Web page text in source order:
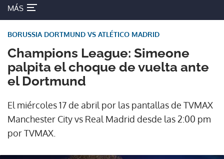
MÁS
Champions League: Simeone
palpita el choque de vuelta ante
el Dortmund
BORUSSIA DORTMUND VS ATLÉTICO MADRID
El miércoles 17 de abril por las pantallas de TVMAX
Manchester City vs Real Madrid desde las 2:00 pm
por TVMAX.